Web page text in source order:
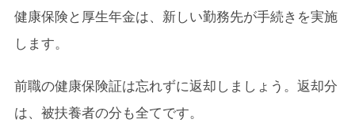
健康保険と厚生年金は、新しい勤務先が手続きを実施
します。
前職の健康保険証は忘れずに返却しましょう。返却分
は、被扶養者の分も全てです。